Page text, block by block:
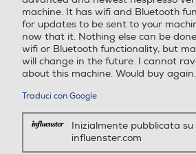
Possibilità regolazione vap
ore
ore
Controllo elettronico
machine. It has wifi and Bluetooth
for updates to be sent to your
now that it. Nothing else can be
wifi or Bluetooth functionality, but
will change in the future. I cannot
about this machine. Would buy again.
Traduci con Google
Inizialmente pubblicata su
influenster.com